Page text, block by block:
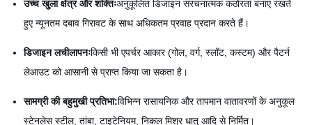
उच्च खुला क्षेत्र और शक्तिःअनुकूलित डिजाइन संरचनात्मक कठोरता बनाए रखते
हुए न्यूनतम दबाव गिरावट के साथ अधिकतम प्रवाह प्रदान करते हैं।
डिजाइन लचीलापनःकिसी भी एपर्चर आकार (गोल, वर्ग, स्लॉट, कस्टम) और पैटर्न
लेआउट को आसानी से प्राप्त किया जा सकता है।
सामग्री की बहुमुखी प्रतिभा:विभिन्न रासायनिक और तापमान वातावरणों के अनुकूल
स्टेनलेस स्टील, तांबा, टाइटेनियम, निकल मिश्र धातु आदि से निर्मित।